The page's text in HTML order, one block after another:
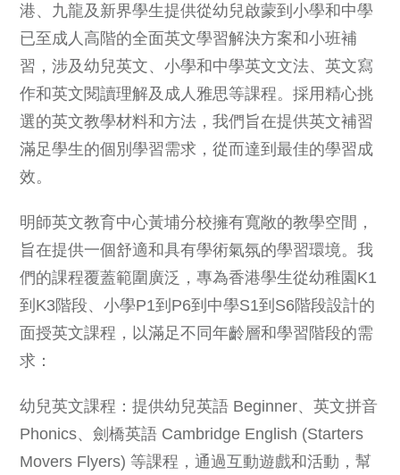
港、九龍及新界學生提供從幼兒啟蒙到小學和中學
已至成人高階的全面英文學習解決方案和小班補
習，涉及幼兒英文、小學和中學英文文法、英文寫
作和英文閱讀理解及成人雅思等課程。採用精心挑
選的英文教學材料和方法，我們旨在提供英文補習
滿足學生的個別學習需求，從而達到最佳的學習成
效。
明師英文教育中心黃埔分校擁有寬敞的教學空間，
旨在提供一個舒適和具有學術氣氛的學習環境。我
們的課程覆蓋範圍廣泛，專為香港學生從幼稚園K1
到K3階段、小學P1到P6到中學S1到S6階段設計的
面授英文課程，以滿足不同年齡層和學習階段的需
求：
幼兒英文課程：提供幼兒英語 Beginner、英文拼音
Phonics、劍橋英語 Cambridge English (Starters
Movers Flyers) 等課程，通過互動遊戲和活動，幫